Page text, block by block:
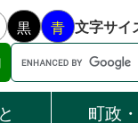
黒 青 文字サイ
Google
カ
ス
町政